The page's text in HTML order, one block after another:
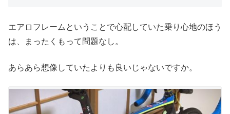
エアロフレームということで心配していた乗り心地のほう
は、まったくもって問題なし。
あらあら想像していたよりも良いじゃないですか。